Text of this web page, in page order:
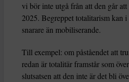
vi bör inte utgå från att den går
2025. Begreppet totalitarism kan
snarare än mobiliserande.
Till exempel: om påståendet att
redan är totalitär framstår som
slutsatsen att den inte är det bli